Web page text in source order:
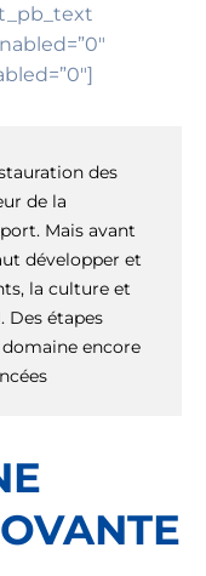
des
de la
Mais avant
développer et
la culture et
Des étapes
encore